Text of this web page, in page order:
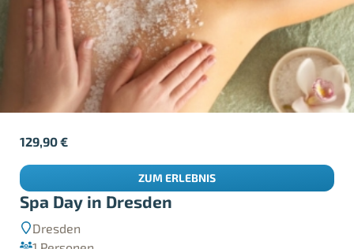
Spa Day in Dresden
Dresden
129,90€
ZUM ERLEBNIS